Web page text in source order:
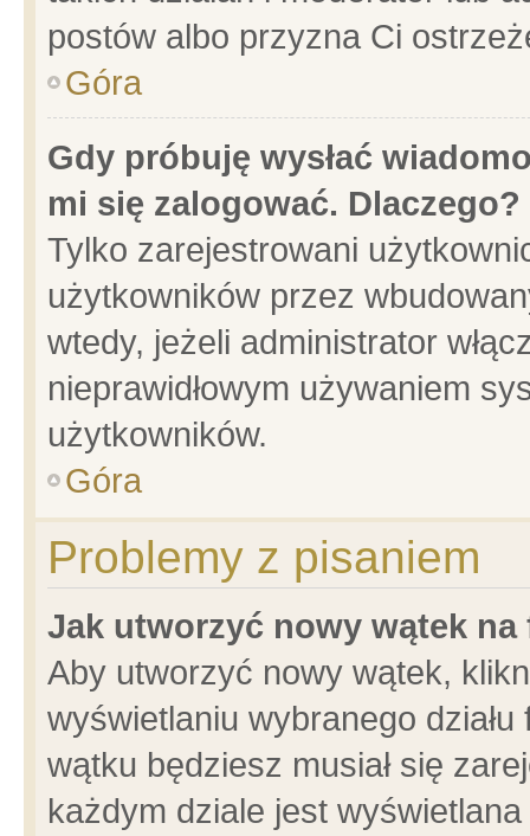
postów albo przyzna Ci
Góra
Gdy próbuję wysłać
mi się zalogować. Dlaczego?
Tylko zarejestrowani
użytkowników przez
wtedy, jeżeli administrator
nieprawidłowym używaniem
użytkowników.
Góra
Problemy z pisaniem
Jak utworzyć nowy wątek na
Aby utworzyć nowy wątek,
wyświetlaniu wybranego
wątku będziesz musiał się
każdym dziale jest